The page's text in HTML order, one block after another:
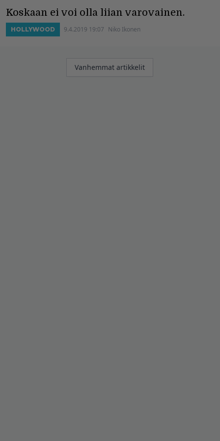
Koskaan ei voi olla liian varovainen.
HOLLYWOOD 9.4.2019 19:07 Niko Ikonen
Artikkelien
Vanhemmat artikkelit